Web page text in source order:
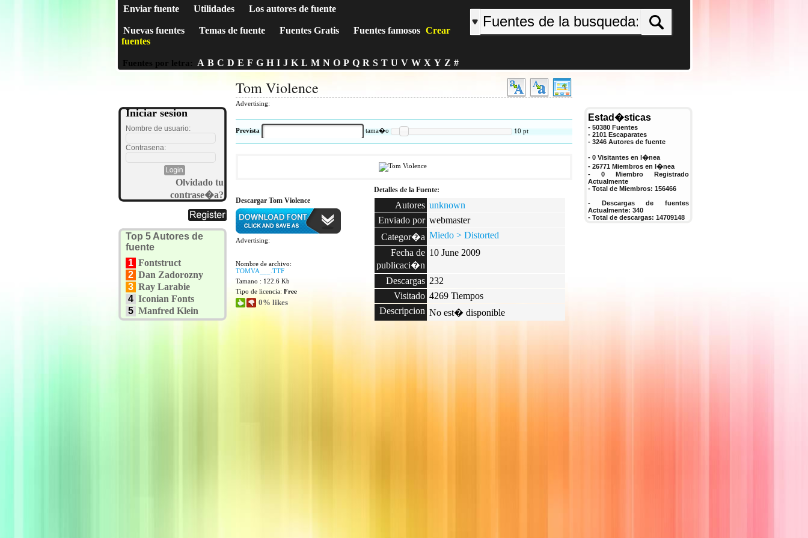
Enviar fuente Utilidades Los autores de fuente
Nuevas fuentes Temas de fuente Fuentes Gratis Fuentes famosos Crear
fuentes
Fuentes por letra: A B C D E F G H I J K L M N O P Q R S T U V W X Y Z #
Iniciar sesion
Nombre de usuario:
Contrasena:
Olvidado tu
contrase�a?
Top 5 Autores de
fuente
1 Fontstruct
2 Dan Zadorozny
3 Ray Larabie
4 Iconian Fonts
5 Manfred Klein
Tom Violence
Advertising:
Prevista tama�o 10 pt
Descargar Tom Violence
Advertising:
Nombre de archivo:
TOMVA___.TTF
Tamano : 122.6 Kb
Tipo de licencia: Free
0% likes
Detalles de la Fuente:
Autores unknown
Enviado por webmaster
Categor�a Miedo > Distorted
Fecha de
publicaci�n
10 June 2009
Descargas 232
Visitado 4269 Tiempos
Descripcion No est� disponible
Estad�sticas
- 50380 Fuentes
- 2101 Escaparates
- 3246 Autores de fuente
- 0 Visitantes en l�nea
- 26771 Miembros en l�nea
- 0 Miembro Registrado
Actualmente
- Total de Miembros: 156466
- Descargas de fuentes
Actualmente: 340
- Total de descargas: 14709148